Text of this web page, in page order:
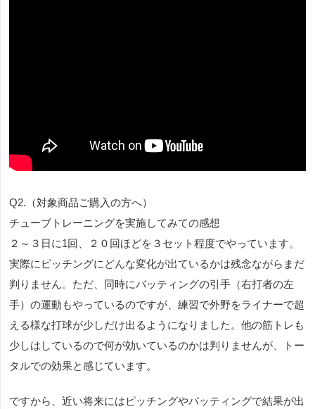
Q2.（対象商品ご購入の方へ）
チューブトレーニングを実施してみての感想
２～３日に1回、２０回ほどを３セット程度でやっています。
実際にピッチングにどんな変化が出ているかは残念ながらまだ
判りません。ただ、同時にバッティングの引手（右打者の左
手）の運動もやっているのですが、練習で外野をライナーで超
える様な打球が少しだけ出るようになりました。他の筋トレも
少しはしているので何が効いているのかは判りませんが、トー
タルでの効果と感じています。
ですから、近い将来にはピッチングやバッティングで結果が出